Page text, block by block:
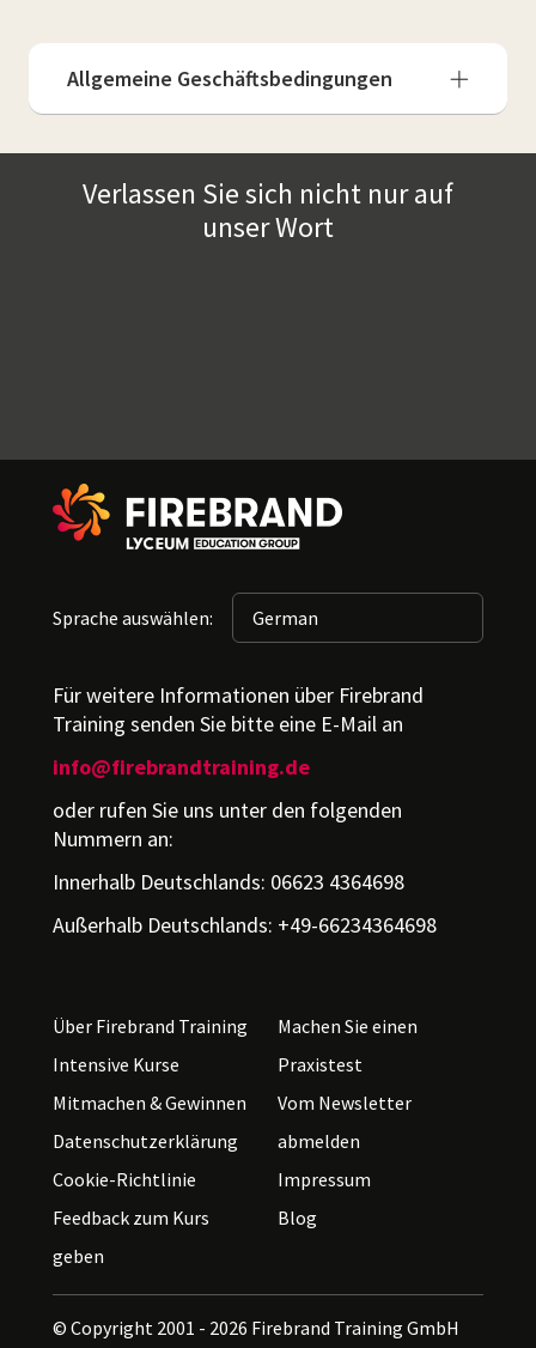
Allgemeine Geschäftsbedingungen
Verlassen Sie sich nicht nur auf
unser Wort
Sprache auswählen:
Für weitere Informationen über Firebrand
Training senden Sie bitte eine E-Mail an
info@firebrandtraining.de
oder rufen Sie uns unter den folgenden
Nummern an:
Innerhalb Deutschlands: 06623 4364698
Außerhalb Deutschlands: +49-66234364698
Über Firebrand Training
Intensive Kurse
Mitmachen & Gewinnen
Datenschutzerklärung
Cookie-Richtlinie
Feedback zum Kurs
geben
Machen Sie einen
Praxistest
Vom Newsletter
abmelden
Impressum
Blog
© Copyright 2001 - 2026 Firebrand Training GmbH